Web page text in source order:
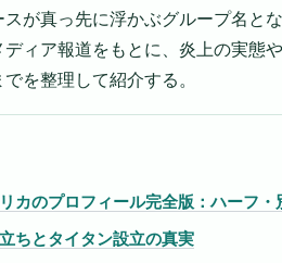
が真っ先に浮かぶグループ名と
ィア報道をもとに、炎上の実態
を整理して紹介する。
リカのプロフィール完全版：ハーフ
ちとタイタン設立の真実